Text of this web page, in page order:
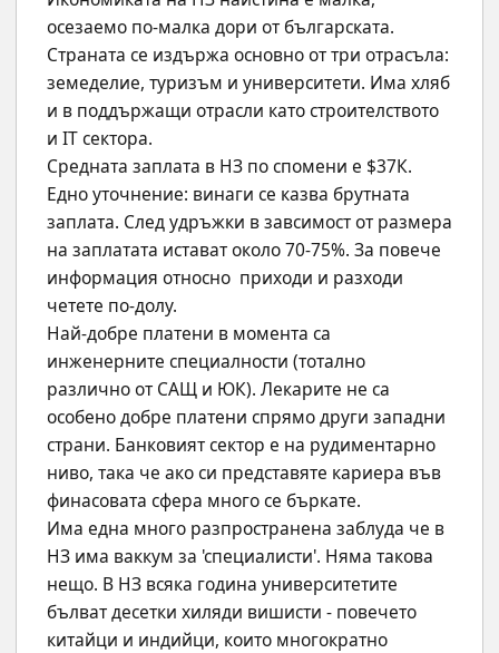
осезаемо по-малка дори от българската.
Страната се издържа основно от три отрасъла:
земеделие, туризъм и университети. Има хляб
и в поддържащи отрасли като строителството
и IT сектора.
Средната заплата в НЗ по спомени е $37К.
Едно уточнение: винаги се казва брутната
заплата. След удръжки в завсимост от размера
на заплатата истават около 70-75%. За повече
информация относно  приходи и разходи
четете по-долу.
Най-добре платени в момента са
инженерните специалности (тотално
различно от САЩ и ЮК). Лекарите не са
особено добре платени спрямо други западни
страни. Банковият сектор е на рудиментарно
ниво, така че ако си представяте кариера във
финасовата сфера много се бъркате.
Има една много разпространена заблуда че в
НЗ има ваккум за 'специалисти'. Няма такова
нещо. В НЗ всяка година университетите
бълват десетки хиляди вишисти - повечето
китайци и индийци, които многократно